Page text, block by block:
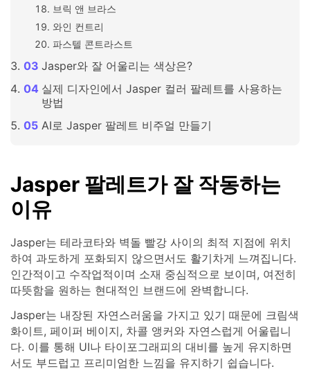
브릭 앤 브라스
와인 컨트리
파스텔 콘트라스트
Jasper와 잘 어울리는 색상은?
실제 디자인에서 Jasper 컬러 팔레트를 사용하는
방법
AI로 Jasper 팔레트 비주얼 만들기
Jasper 팔레트가 잘 작동하는
이유
Jasper는 테라코타와 벽돌 빨강 사이의 최적 지점에 위치
하여 과도하게 포화되지 않으면서도 활기차게 느껴집니다.
인간적이고 수작업적이며 소재 중심적으로 보이며, 여전히
따뜻함을 원하는 현대적인 브랜드에 완벽합니다.
Jasper는 내장된 자연스러움을 가지고 있기 때문에 크림색
화이트, 페이퍼 베이지, 차콜 앵커와 자연스럽게 어울립니
다. 이를 통해 UI나 타이포그래피의 대비를 높게 유지하면
서도 부드럽고 프리미엄한 느낌을 유지하기 쉽습니다.